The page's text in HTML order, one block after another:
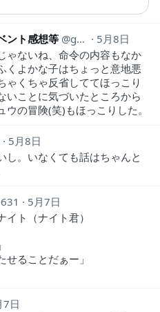
ント感想等 ganko_thought44
5月8日
ゃないね、命令の内容もなか
くよかな子はちょっと意地悪
ゃくちゃ反省しててほっこり
いことに気づいたところから
の冒険(笑)もほっこりした。
5月8日
し。いなくても話はちゃんと
5月7日
ト（ナイト君）
せることだぁー」
7日